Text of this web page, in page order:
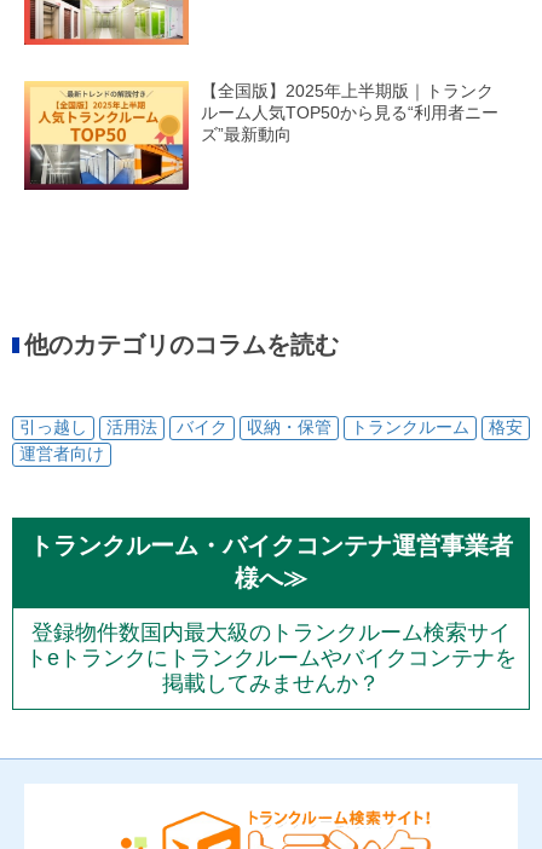
【全国版】2025年上半期版｜トランク
ルーム人気TOP50から見る“利用者ニー
ズ”最新動向
他のカテゴリのコラムを読む
引っ越し 活用法 バイク 収納・保管 トランクルーム
格安
運営者向け
トランクルーム・バイクコンテナ運営事業者
様へ≫
登録物件数国内最大級のトランクルーム検索サイ
トeトランクにトランクルームやバイクコンテナを
掲載してみませんか？